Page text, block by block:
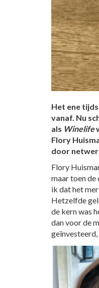
Het ene
vanaf. Nu
als Winelife
Flory
door
Flory
maar toen
ik dat het
Hetzelfde
de kern was
dan voor de